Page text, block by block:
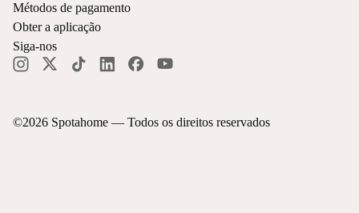
©2026 Spotahome — Todos os direitos reservados
Métodos de pagamento
Obter a aplicação
Siga-nos